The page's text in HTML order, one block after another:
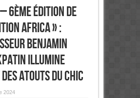
6ème édition de
Africa » :
Benjamin
illumine
atouts du CHIC
2024